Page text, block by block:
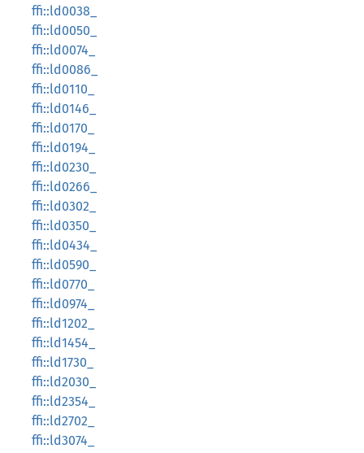
ffi::ld0038_
ffi::ld0050_
ffi::ld0074_
ffi::ld0086_
ffi::ld0110_
ffi::ld0146_
ffi::ld0170_
ffi::ld0194_
ffi::ld0230_
ffi::ld0266_
ffi::ld0302_
ffi::ld0350_
ffi::ld0434_
ffi::ld0590_
ffi::ld0770_
ffi::ld0974_
ffi::ld1202_
ffi::ld1454_
ffi::ld1730_
ffi::ld2030_
ffi::ld2354_
ffi::ld2702_
ffi::ld3074_